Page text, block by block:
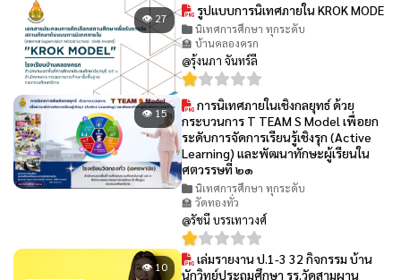
👁 27 รูปแบบการนิเทศภายใน KROK MODE
นิเทศการศึกษา ทุกระดับ
🏫 บ้านคลองครก
@รุ้งนภา จันทร์ลี
👁 15
การนิเทศภายในเชิงกลยุทธ์ ด้วย
กระบวนการ T TEAM S Model เพื่อยก
ระดับการจัดการเรียนรู้เชิงรุก (Active
Learning) และพัฒนาทักษะผู้เรียนใน
ศตวรรษที่ ๒๑
นิเทศการศึกษา ทุกระดับ
🏫 วัดทองทั่ว
@รัชนี บรรเทาวงศ์
👁 10
เล่มรายงาน ป.1-3 32 กิจกรรม บ้าน
นักวิทย์ประถมศึกษา รร.วัดสามผาน